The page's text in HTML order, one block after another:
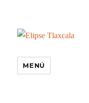
MENÚ